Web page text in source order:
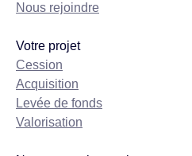
Nous rejoindre
Votre projet
Cession
Acquisition
Levée de fonds
Valorisation